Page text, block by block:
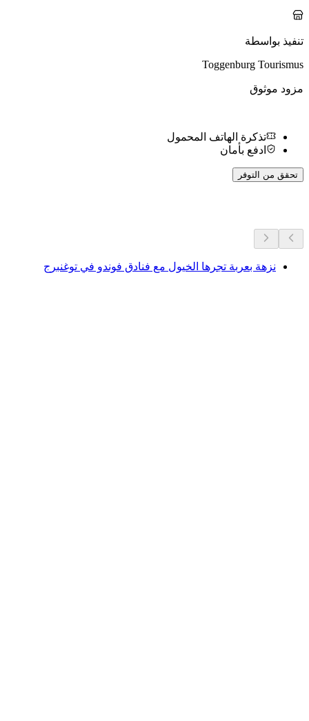
تنفيذ بواسطة
Toggenburg Tourismus
مزود موثوق
تذكرة الهاتف المحمول
ادفع بأمان
تحقق من التوفر
نزهة بعربة تجرها الخيول مع فنادق فوندو في توغنبرج